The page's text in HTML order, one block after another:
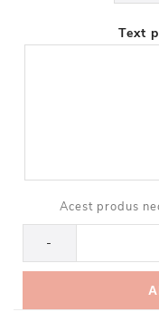
Text
Acest produs
-